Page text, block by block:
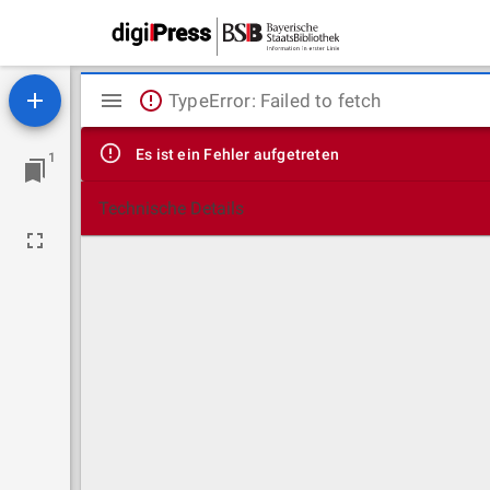
1
Mirador
Viewer
TypeError: Failed to fetch
Es ist ein Fehler aufgetreten
Technische Details